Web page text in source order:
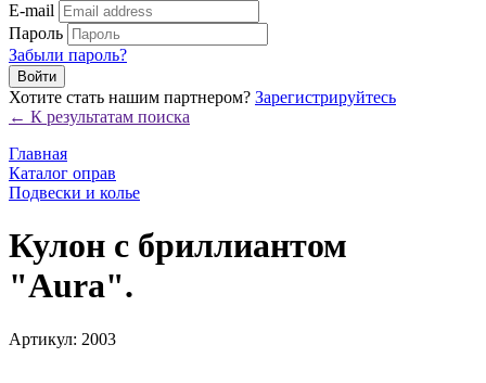
E-mail
Пароль
Забыли пароль?
Войти
Хотите стать нашим партнером? Зарегистрируйтесь
← К результатам поиска
Главная
Каталог оправ
Подвески и колье
Кулон с бриллиантом
"Aura".
Артикул: 2003